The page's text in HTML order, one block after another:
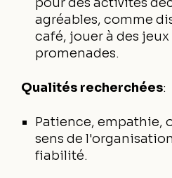
agréables, comme
café, jouer à des
promenades.
Qualités recherchées:
Patience, empathie,
sens de
fiabilité.